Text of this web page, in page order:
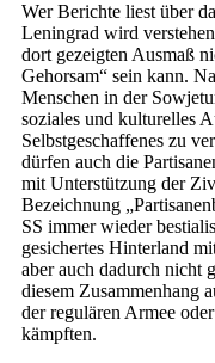
Wer Berichte liest über
Leningrad wird
dort gezeigten Ausmaß
Gehorsam“ sein kann.
Menschen in der
soziales und kulturelles
Selbstgeschaffenes zu
dürfen auch die
mit Unterstützung der
Bezeichnung
SS immer wieder
gesichertes Hinterland
aber auch dadurch nicht
diesem Zusammenhang
der regulären Armee
kämpften.